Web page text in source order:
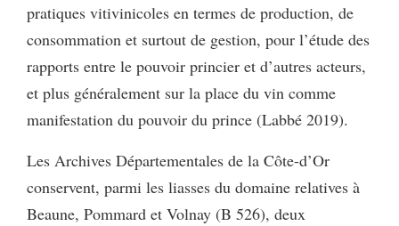
pratiques vitivinicoles en termes de production, de
consommation et surtout de gestion, pour l’étude des
rapports entre le pouvoir princier et d’autres acteurs,
et plus généralement sur la place du vin comme
manifestation du pouvoir du prince (Labbé 2019).
Les Archives Départementales de la Côte-d’Or
conservent, parmi les liasses du domaine relatives à
Beaune, Pommard et Volnay (B 526), deux